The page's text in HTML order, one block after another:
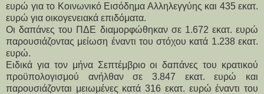
ευρώ για το Κοινωνικό Εισόδημα Αλληλεγγύης και 435 εκατ.
ευρώ για οικογενειακά επιδόματα.
Οι δαπάνες του ΠΔΕ διαμορφώθηκαν σε 1.672 εκατ. ευρώ
παρουσιάζοντας μείωση έναντι του στόχου κατά 1.238 εκατ.
ευρώ.
Ειδικά για τον μήνα Σεπτέμβριο oι δαπάνες του κρατικού
προϋπολογισμού ανήλθαν σε 3.847 εκατ. ευρώ και
παρουσιάζονται μειωμένες κατά 316 εκατ. ευρώ έναντι του